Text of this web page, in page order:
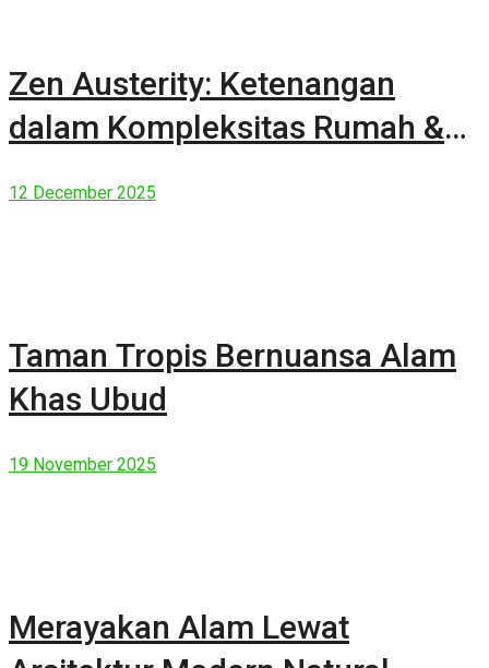
Zen Austerity: Ketenangan
dalam Kompleksitas Rumah &
12 December 2025
Taman Tropis Bernuansa Alam
Khas Ubud
19 November 2025
Merayakan Alam Lewat